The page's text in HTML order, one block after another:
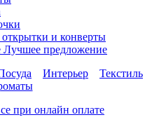
и конверты
Лучшее предложение
Интерьер
Текстиль